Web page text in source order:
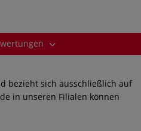
bezieht sich ausschließlich auf
in unseren Filialen können